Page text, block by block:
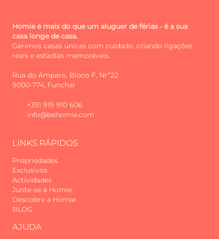
Homie é mais do que um aluguer de férias - é a sua
casa longe de casa.
Gerimos casas únicas com cuidado, criando ligações
reais e estadias memoráveis.
Rua do Amparo, Bloco F, Nrº22
9000-774, Funchal
+351 919 910 606
info@behomie.com
LINKS RÁPIDOS
Propriedades
Exclusivos
Actividades
Junte-se à Homie
Descobre a Homie
BLOG
AJUDA